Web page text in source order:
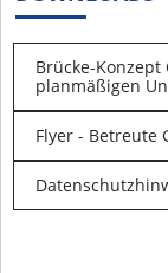
Brücke-Konzept
planmäßigen
Flyer - Betreute